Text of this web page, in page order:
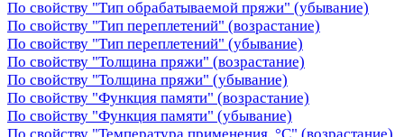
По свойству "Тип обрабатываемой пряжи" (убывание)
По свойству "Тип переплетений" (возрастание)
По свойству "Тип переплетений" (убывание)
По свойству "Толщина пряжи" (возрастание)
По свойству "Толщина пряжи" (убывание)
По свойству "Функция памяти" (возрастание)
По свойству "Функция памяти" (убывание)